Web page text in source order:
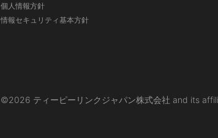
個人情報方針
情報セキュリティ基本方針
©2026 ティーピーリンクジャパン株式会社 and its